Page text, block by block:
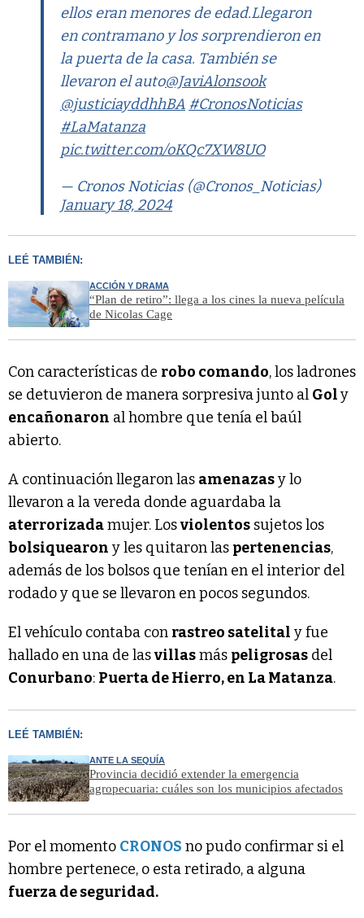
ellos eran menores de edad.Llegaron
en contramano y los sorprendieron en
la puerta de la casa. También se
llevaron el auto@JaviAlonsook
@justiciayddhhBA #CronosNoticias
#LaMatanza
pic.twitter.com/oKQc7XW8UO
— Cronos Noticias (@Cronos_Noticias)
January 18, 2024
LEÉ TAMBIÉN:
ACCIÓN Y DRAMA
“Plan de retiro”: llega a los cines la nueva película
de Nicolas Cage
Con características de robo comando, los ladrones
se detuvieron de manera sorpresiva junto al Goly
encañonaron al hombre que tenía el baúl
abierto.
A continuación llegaron las amenazasy lo
llevaron a la vereda donde aguardaba la
aterrorizadamujer. Losviolentos sujetos los
bolsiquearon y les quitaron las pertenencias,
además de los bolsos que tenían en el interior del
rodado y que se llevaron en pocos segundos.
El vehículo contaba con rastreo satelital y fue
hallado en una de lasvillasmás peligrosas del
Conurbano: Puerta de Hierro, en La Matanza.
LEÉ TAMBIÉN:
ANTE LA SEQUÍA
Provincia decidió extender la emergencia
agropecuaria: cuáles son los municipios afectados
Por el momento CRONOS no pudo confirmar si el
hombre pertenece, o esta retirado, a alguna
fuerza de seguridad.